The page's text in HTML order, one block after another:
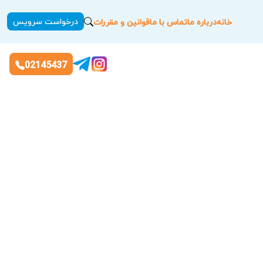
خانهدرباره ماتماس با ماقوانین و مقررات درخواست سرویس
02145437